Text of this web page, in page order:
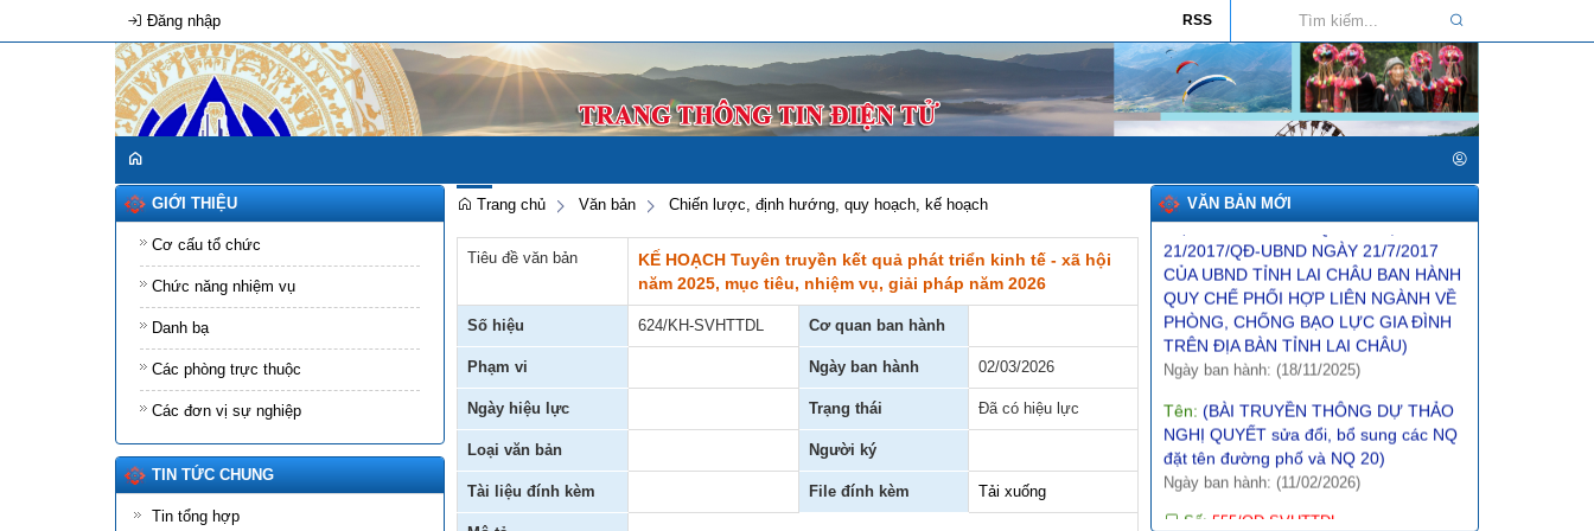
RSS
Đăng nhập
GIỚI THIỆU
Cơ cấu tổ chức
Chức năng nhiệm vụ
Danh bạ
Các phòng trực thuộc
Các đơn vị sự nghiệp
TIN TỨC CHUNG
Tin tổng hợp
Trang chủ Văn bản Chiến lược, định hướng, quy hoạch, kế hoạch
Tiêu đề văn bản
KẾ HOẠCH Tuyên truyền kết quả phát triển kinh tế - xã hội
năm 2025, mục tiêu, nhiệm vụ, giải pháp năm 2026
Số hiệu 624/KH-SVHTTDL Cơ quan ban hành
Phạm vi Ngày ban hành 02/03/2026
Ngày hiệu lực Trạng thái Đã có hiệu lực
Loại văn bản Người ký
Tài liệu đính kèm File đính kèm Tải xuống
VĂN BẢN MỚI
trên địa bàn tỉnh Lai Châu)
Ngày ban hành: (26/01/2026)
Tên:(NGHỊ ĐỊNH1 Quy định về giá đất)
Ngày ban hành: (10/12/2025)
(BÀI TRUYỀN THÔNG DỰ THẢO
QUYẾT ĐỊNH SỬA ĐỔI, BỔ SUNG
MỘT SỐ ĐIỀU CỦA QUYẾT ĐỊNH SỐ
21/2017/QĐ-UBND NGÀY 21/7/2017
CỦA UBND TỈNH LAI CHÂU BAN HÀNH
QUY CHẾ PHỐI HỢP LIÊN NGÀNH VỀ
PHÒNG, CHỐNG BẠO LỰC GIA ĐÌNH
TRÊN ĐỊA BÀN TỈNH LAI CHÂU)
Ngày ban hành: (18/11/2025)
NGHỊ QUYẾT sửa đổi, bổ sung các NQ
đặt tên đường phố và NQ 20)
Ngày ban hành: (11/02/2026)
Tên:(QUYẾT ĐỊNH Về việc giao dự